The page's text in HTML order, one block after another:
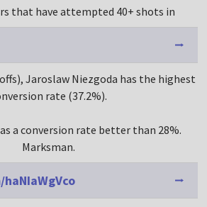
that have attempted 40+ shots in
Jaroslaw Niezgoda has the highest
rate (37.2%).
a conversion rate better than 28%.
Marksman.